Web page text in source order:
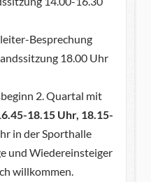
Besprechung
18.00 Uhr
2. Quartal mit
18.15 Uhr, 18.15-
in der Sporthalle
und Wiedereinsteiger
willkommen.